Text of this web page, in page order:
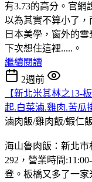
有3.73的高分。官網
以為其實不算小了
日本美學，窗外的
下次想住這裡.....。
繼續閱讀
2週前
【新北米其林之13-
起.白菜滷.雞肉.苦瓜
滷肉飯/雞肉飯/蝦仁
海山魯肉飯：新北市
292，營業時間
登。板橋又多了一